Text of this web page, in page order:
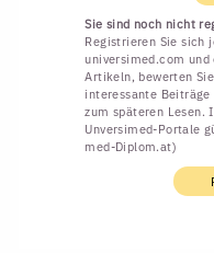
Sie sind noch nicht
Registrieren Sie sich
universimed.com und
Artikeln, bewerten
interessante
zum späteren Lesen.
Unversimed-Portale
med-Diplom.at)